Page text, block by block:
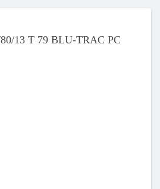
13 T 79 BLU-TRAC PC